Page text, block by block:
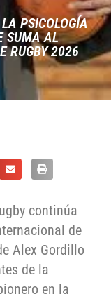
PSICOLOGÍA
SUMA AL
RUGBY 2026
continúa
de
Alex Gordillo
de la
en la